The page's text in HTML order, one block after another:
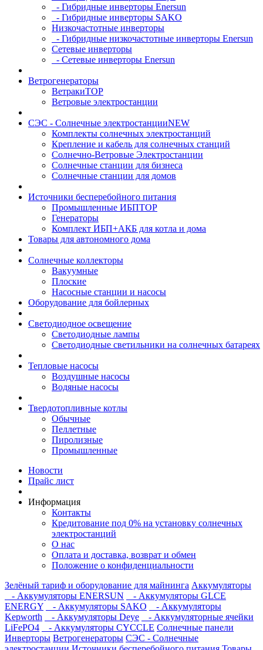
- Гибридные инверторы Enersun
- Гибридные инверторы SAKO
Низкочастотные инверторы
- Гибридные низкочастотные инверторы Enersun
Сетевые инверторы
- Сетевые инверторы Enersun
Ветрогенераторы
ВетракиTOP
Ветровые электростанции
СЭС - Солнечные электростанцииNEW
Комплекты солнечных электростанций
Крепление и кабель для солнечных станций
Солнечно-Ветровые Электростанции
Солнечные станции для бизнеса
Солнечные станции для домов
Источники бесперебойного питания
Промышленные ИБПTOP
Генераторы
Комплект ИБП+АКБ для котла и дома
Товары для автономного дома
Солнечные коллекторы
Вакуумные
Плоские
Насосные станции и насосы
Оборудование для бойлерных
Светодиодное освещение
Светодиодные лампы
Светодиодные светильники на солнечных батареях
Тепловые насосы
Воздушные насосы
Водяные насосы
Твердотопливные котлы
Обычные
Пеллетные
Пиролизные
Промышленные
Новости
Прайс лист
Информация
Контакты
Кредитование под 0% на установку солнечных
электростанций
О нас
Оплата и доставка, возврат и обмен
Положение о конфиденциальности
Зелёный тариф и оборудование для майнинга Аккумуляторы
- Аккумуляторы ENERSUN
- Аккумуляторы GLCE
ENERGY
- Аккумуляторы SAKO
- Аккумуляторы
Kepworth
- Аккумуляторы Deye
- Аккумуляторные ячейки
LiFePO4
- Аккумуляторы CYCCLE Солнечные панели
Инверторы Ветрогенераторы СЭС - Солнечные